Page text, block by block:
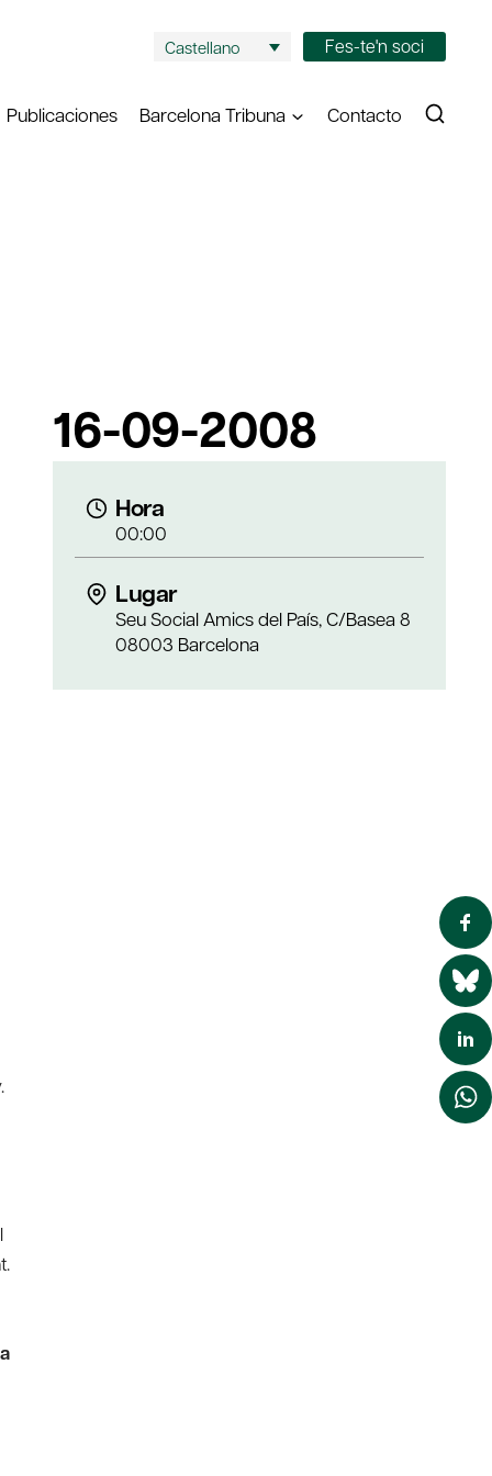
Castellano Fes-te'n soci
Publicaciones Barcelona Tribuna Contacto
16-09-2008
Hora
00:00
Lugar
Seu Social Amics del País, C/Basea 8
08003 Barcelona